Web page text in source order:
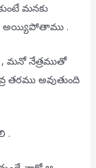
మనకు
అయ్యిపోతాము .
, మనో నేత్రముతో
తరము అవుతుంది
.